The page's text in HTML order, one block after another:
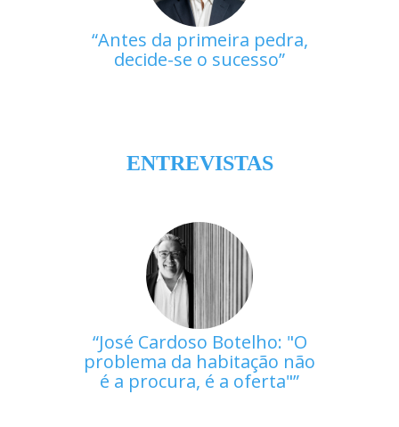
Antes da primeira pedra,
decide-se o sucesso
ENTREVISTAS
José Cardoso Botelho: "O
problema da habitação não
é a procura, é a oferta"